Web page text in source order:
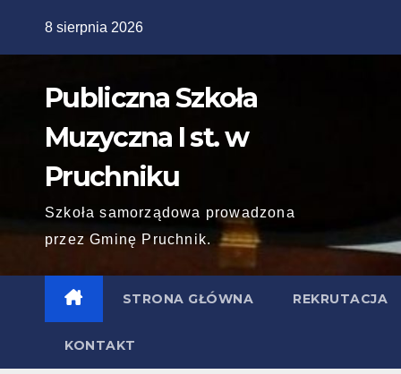
8 sierpnia 2026
Publiczna Szkoła
Muzyczna I st. w
Pruchniku
Szkoła samorządowa prowadzona
przez Gminę Pruchnik.
STRONA GŁÓWNA REKRUTACJA
KONTAKT